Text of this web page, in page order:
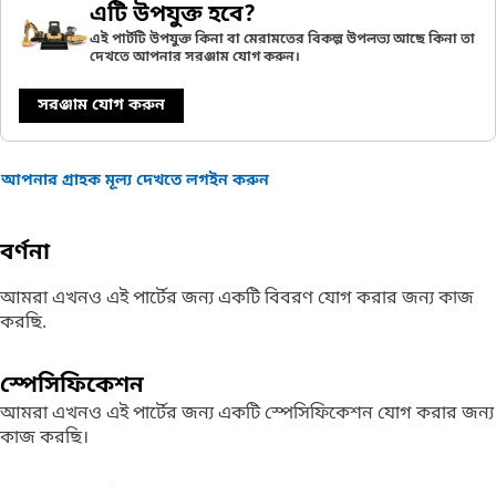
এটি উপযুক্ত হবে?
এই পার্টটি উপযুক্ত কিনা বা মেরামতের বিকল্প উপলভ্য আছে কিনা তা
দেখতে আপনার সরঞ্জাম যোগ করুন।
সরঞ্জাম যোগ করুন
আপনার গ্রাহক মূল্য দেখতে লগইন করুন
বর্ণনা
আমরা এখনও এই পার্টের জন্য একটি বিবরণ যোগ করার জন্য কাজ
করছি.
স্পেসিফিকেশন
আমরা এখনও এই পার্টের জন্য একটি স্পেসিফিকেশন যোগ করার জন্য
কাজ করছি।